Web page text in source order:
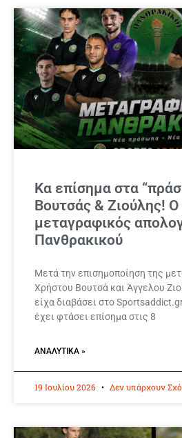
Κα επίσημα στα
Βουτσάς & Ζιούλης!
μεταγραφικός
Πανθρακικού
Μετά την επισημοποίηση της
Χρήστου Βουτσά και Άγγελου
είχα διαβάσει στο
έχει φτάσει επίσημα στις 8
ΑΝΑΛΥΤΙΚΆ »
19 Ιουλίου 2026 Δεν υπάρχουν